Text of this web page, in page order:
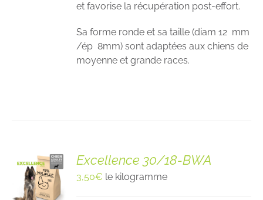
et favorise la récupération post-effort.
Sa forme ronde et sa taille (diam 12 mm
/ép 8mm) sont adaptées aux chiens de
moyenne et grande races.
Excellence 30/18-BWA
3,50€ le kilogramme